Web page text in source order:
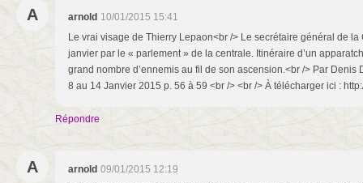
A arnold 10/01/2015 15:41
Le vrai visage de Thierry Lepaon<br /> Le secrétaire général de la
janvier par le « parlement » de la centrale. Itinéraire d’un
grand nombre d’ennemis au fil de son ascension.<br /> Par Denis
8 au 14 Janvier 2015 p. 56 à 59 <br /> <br /> À télécharger ici :
Répondre
A arnold 09/01/2015 12:19